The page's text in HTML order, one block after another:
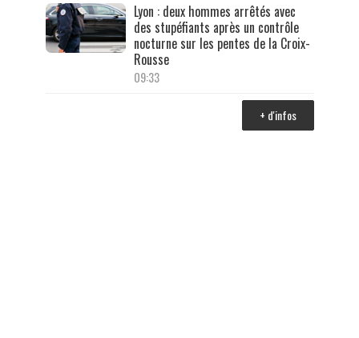
Lyon : deux hommes arrêtés avec
des stupéfiants après un contrôle
nocturne sur les pentes de la Croix-
Rousse
09:33
+ d'infos